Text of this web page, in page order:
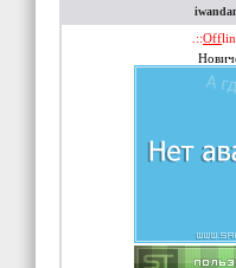
.::Off